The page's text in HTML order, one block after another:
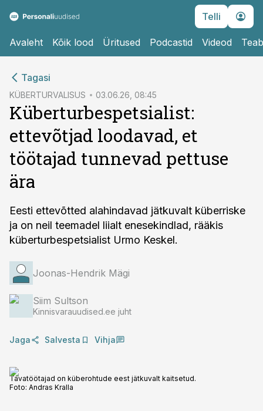
Telli
Avaleht Kõik lood Üritused Podcastid Videod
Tagasi
KÜBERTURVALISUS 03.06.26, 08:45
Küberturbespetsialist:
ettevõtjad loodavad, et
töötajad tunnevad pettuse
ära
Eesti ettevõtted alahindavad jätkuvalt küberriske
ja on neil teemadel liialt enesekindlad, rääkis
küberturbespetsialist Urmo Keskel.
Joonas-Hendrik Mägi
Siim Sultson
Kinnisvarauudised.ee juht
Jaga Salvesta Vihja
Tavatöötajad on küberohtude eest jätkuvalt kaitsetud.
Foto: Andras Kralla